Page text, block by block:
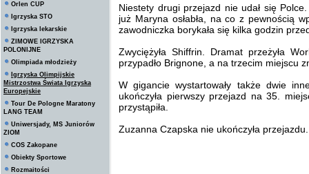
Orlen CUP
Igrzyska STO
Igrzyska lekarskie
ZIMOWE IGRZYSKA
POLONIJNE
Olimpiada młodzieży
Igrzyska Olimpijskie
Mistrzostwa Świata Igrzyska
Europejskie
Tour De Pologne Maratony
LANG TEAM
Uniwersjady, MS Juniorów
ZIOM
COS Zakopane
Obiekty Sportowe
Rozmaitości
Niestety drugi przejazd nie udał się
już Maryna osłabła, na co z pewnością
zawodniczka borykała się kilka godzin
Zwyciężyła Shiffrin. Dramat przeżyła
przypadło Brignone, a na trzecim miejscu
W gigancie wystartowały także dwie
ukończyła pierwszy przejazd na 35.
przystąpiła.
Zuzanna Czapska nie ukończyła przejazdu.